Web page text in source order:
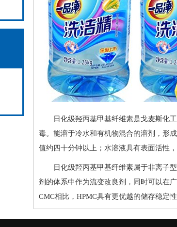
日化级羟丙基甲基纤维素是戈麦斯化
毒。能溶于冷水和有机物混合的溶剂，形
值约四十分钟以上；水溶液具有表面活性
日化级羟丙基甲基纤维素属于非离子
剂的体系中作为流变改良剂，同时可以在
CMC相比，HPMC具有更优越的储存稳定